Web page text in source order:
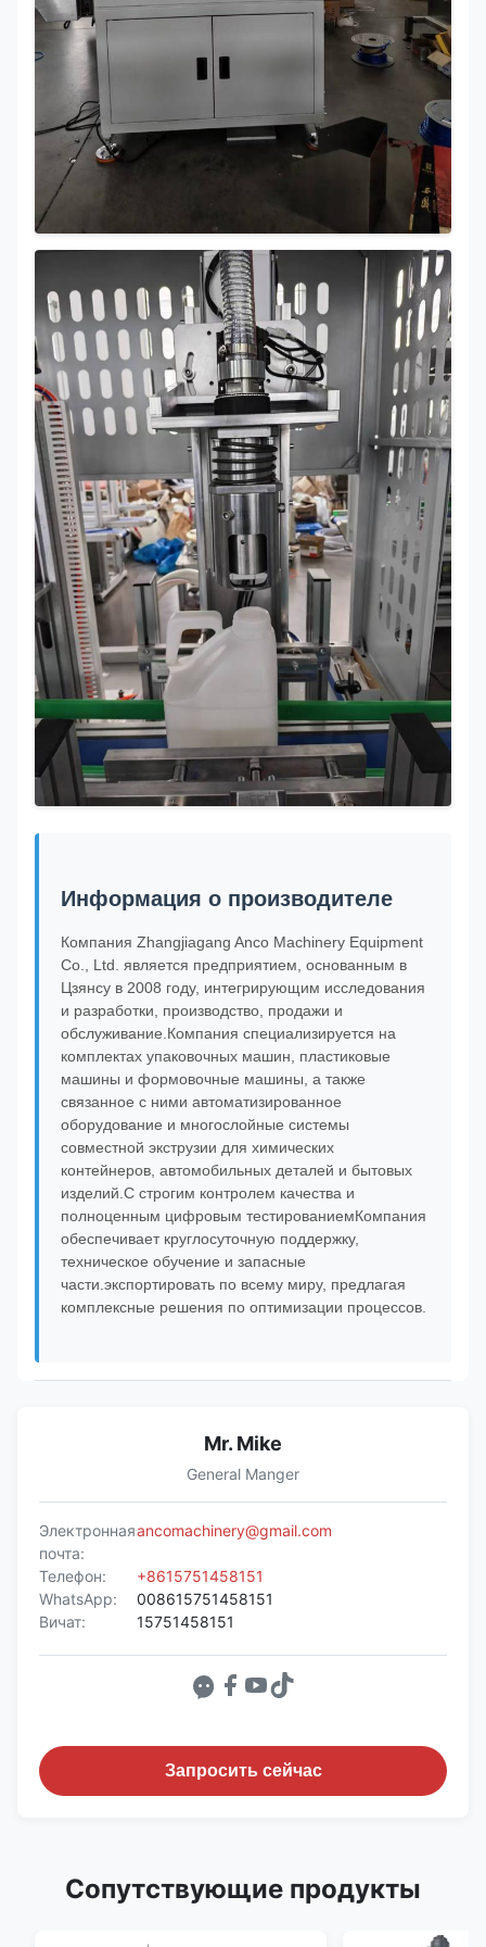
Информация о производителе
Компания Zhangjiagang Anco Machinery Equipment
Co., Ltd. является предприятием, основанным в
Цзянсу в 2008 году, интегрирующим исследования
и разработки, производство, продажи и
обслуживание.Компания специализируется на
комплектах упаковочных машин, пластиковые
машины и формовочные машины, а также
связанное с ними автоматизированное
оборудование и многослойные системы
совместной экструзии для химических
контейнеров, автомобильных деталей и бытовых
изделий.С строгим контролем качества и
полноценным цифровым тестированиемКомпания
обеспечивает круглосуточную поддержку,
техническое обучение и запасные
части.экспортировать по всему миру, предлагая
комплексные решения по оптимизации процессов.
Mr. Mike
General Manger
Электронная
почта:
ancomachinery@gmail.com
Телефон:
+8615751458151
WhatsApp:
008615751458151
Вичат:
15751458151
Запросить сейчас
Сопутствующие продукты